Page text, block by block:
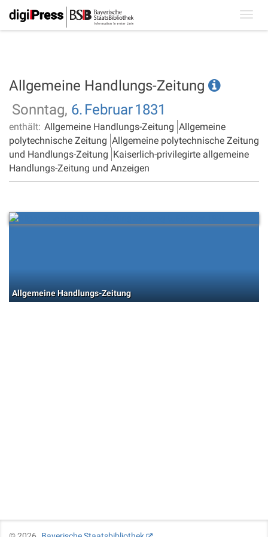
Allgemeine Handlungs-Zeitung
Sonntag, 6. Februar1831
enthält: Allgemeine Handlungs-Zeitung Allgemeine
polytechnische Zeitung Allgemeine polytechnische Zeitung
und Handlungs-Zeitung Kaiserlich-privilegirte allgemeine
Handlungs-Zeitung und Anzeigen
Allgemeine Handlungs-Zeitung